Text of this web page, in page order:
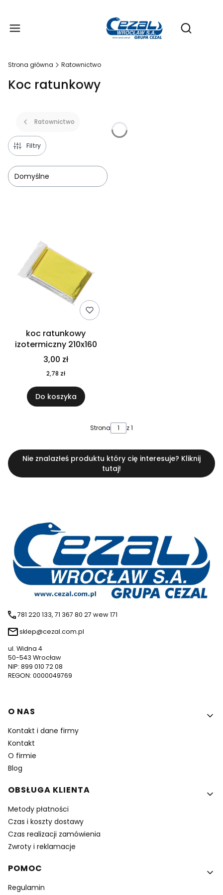
Otwórz
Strona główna Ratownictwo
Koc ratunkowy
Ratownictwo
Filtry
Domyślne
koc ratunkowy
izotermiczny 210x160
3,00 zł
2,78 zł
Do koszyka
Strona z 1
Nie znalazłeś produktu który cię interesuje? Kliknij
tutaj!
781 220 133, 71 367 80 27 wew 171
sklep@cezal.com.pl
ul. Widna 4
50-543 Wrocław
NIP: 899 010 72 08
REGON: 0000049769
Linki w stopce
O NAS
Kontakt i dane firmy
Kontakt
O firmie
Blog
OBSŁUGA KLIENTA
Metody płatności
Czas i koszty dostawy
Czas realizacji zamówienia
Zwroty i reklamacje
POMOC
Regulamin